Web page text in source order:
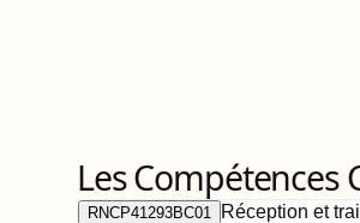
Les Compétences
RNCP41293BC01 Réception et